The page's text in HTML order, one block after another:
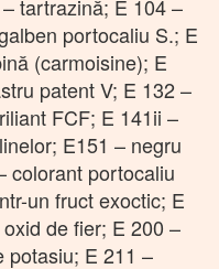
tartrazină; E 104 –
portocaliu S.; E
(carmoisine); E
patent V; E 132 –
FCF; E 141ii –
E151 – negru
colorant portocaliu
un fruct exoctic; E
de fier; E 200 –
potasiu; E 211 –